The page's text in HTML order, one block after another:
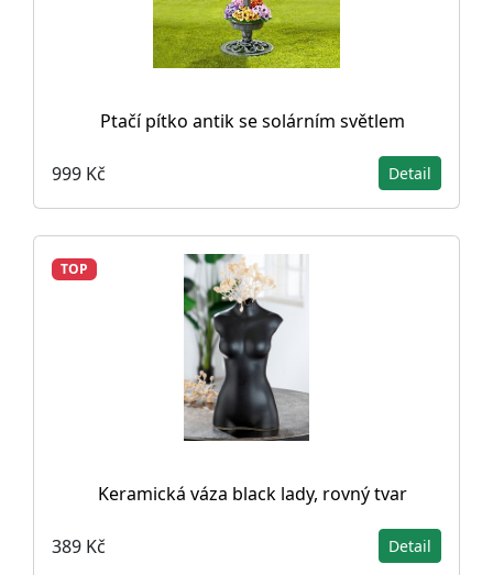
Ptačí pítko antik se solárním světlem
999 Kč Detail
TOP
Keramická váza black lady, rovný tvar
389 Kč Detail